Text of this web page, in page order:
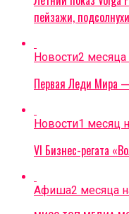
пейзажи,
Новости2 месяца
Первая Леди Мира
Новости1 месяц
VI Бизнес-регата
Афиша2 месяца